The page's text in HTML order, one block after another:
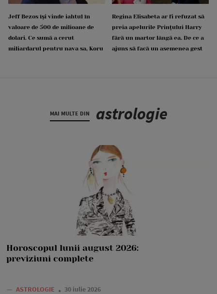
Jeff Bezos își vinde iahtul în
valoare de 500 de milioane de
dolari. Ce sumă a cerut
miliardarul pentru nava sa, Koru
Regina Elisabeta ar fi refuzat să
preia apelurile Prințului Harry
fără un martor lângă ea. De ce a
ajuns să facă un asemenea gest
MAI MULTE DIN astrologie
Horoscopul lunii august 2026:
previziuni complete
— ASTROLOGIE 30 iulie 2026